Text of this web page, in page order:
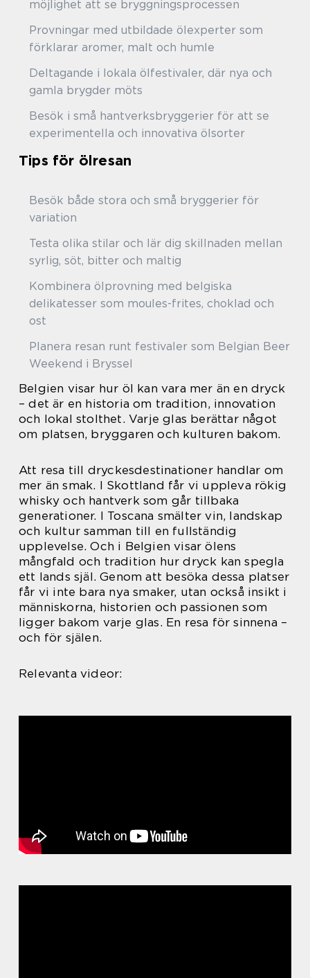
möjlighet att se bryggningsprocessen
Provningar med utbildade ölexperter som
förklarar aromer, malt och humle
Deltagande i lokala ölfestivaler, där nya och
gamla brygder möts
Besök i små hantverksbryggerier för att se
experimentella och innovativa ölsorter
Tips för ölresan
Besök både stora och små bryggerier för
variation
Testa olika stilar och lär dig skillnaden mellan
syrlig, söt, bitter och maltig
Kombinera ölprovning med belgiska
delikatesser som moules-frites, choklad och
ost
Planera resan runt festivaler som Belgian Beer
Weekend i Bryssel
Belgien visar hur öl kan vara mer än en dryck
– det är en historia om tradition, innovation
och lokal stolthet. Varje glas berättar något
om platsen, bryggaren och kulturen bakom.
Att resa till dryckesdestinationer handlar om
mer än smak. I Skottland får vi uppleva rökig
whisky och hantverk som går tillbaka
generationer. I Toscana smälter vin, landskap
och kultur samman till en fullständig
upplevelse. Och i Belgien visar ölens
mångfald och tradition hur dryck kan spegla
ett lands själ. Genom att besöka dessa platser
får vi inte bara nya smaker, utan också insikt i
människorna, historien och passionen som
ligger bakom varje glas. En resa för sinnena –
och för själen.
Relevanta videor: